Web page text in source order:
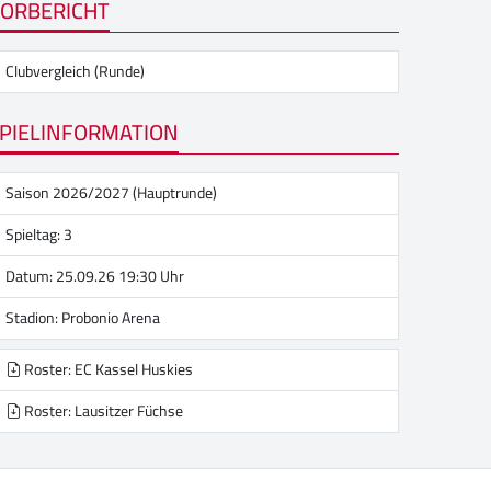
Clubvergleich (Runde)
Saison 2026/2027 (Hauptrunde)
Spieltag: 3
Datum: 25.09.26 19:30 Uhr
Stadion:Probonio Arena
Roster: EC Kassel Huskies
Roster: Lausitzer Füchse